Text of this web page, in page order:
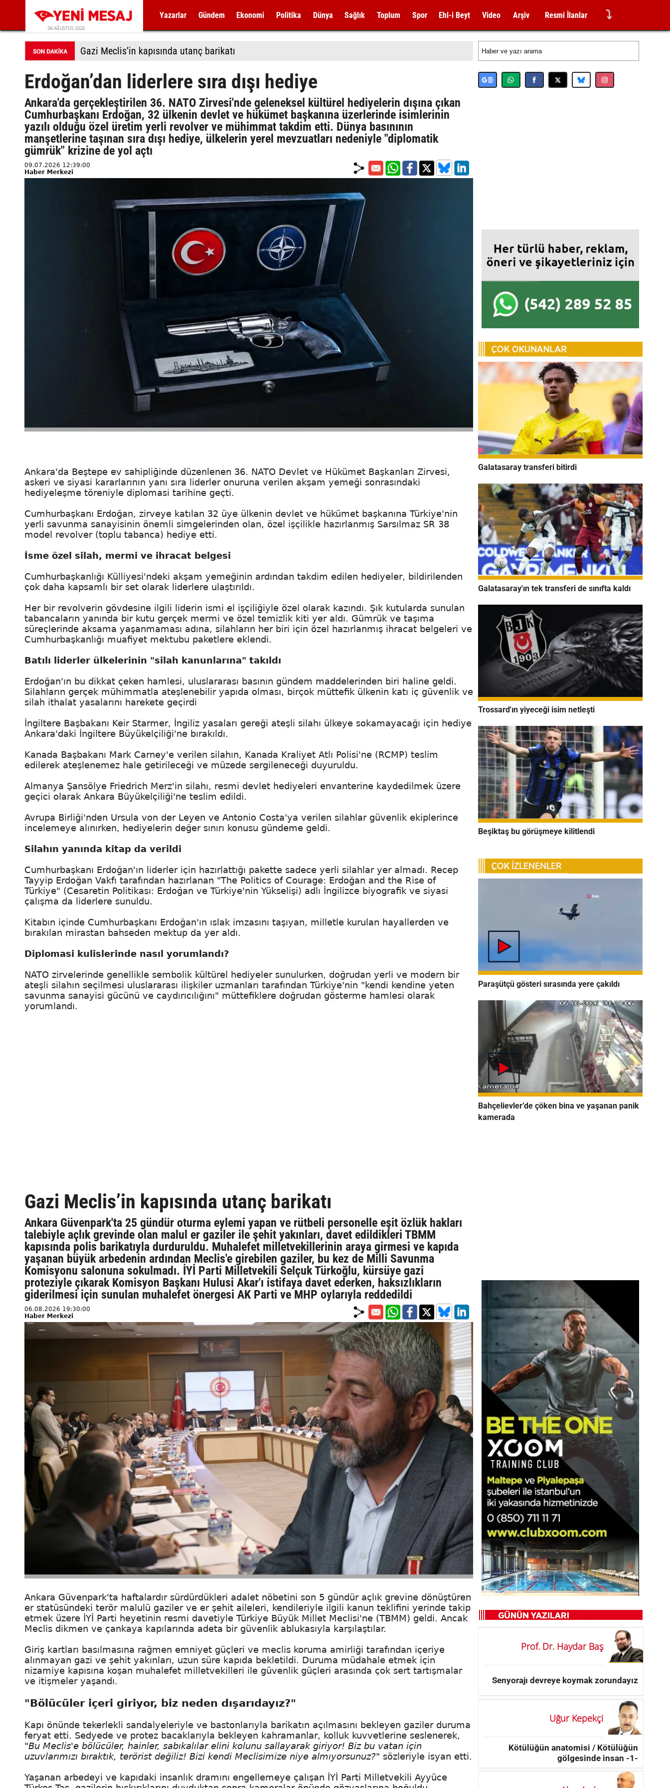
06 AĞUSTOS 2026
Yazarlar Gündem Ekonomi Politika Dünya Sağlık Toplum Spor Ehl-i Beyt Video Arşiv Resmi İlanlar ⤵
Gazi Meclis’in kapısında utanç barikatı
Erdoğan’dan liderlere sıra dışı hediye
Ankara'da gerçekleştirilen 36. NATO Zirvesi'nde geleneksel kültürel hediyelerin dışına çıkan
Cumhurbaşkanı Erdoğan, 32 ülkenin devlet ve hükümet başkanına üzerlerinde isimlerinin
yazılı olduğu özel üretim yerli revolver ve mühimmat takdim etti. Dünya basınının
manşetlerine taşınan sıra dışı hediye, ülkelerin yerel mevzuatları nedeniyle "diplomatik
gümrük" krizine de yol açtı
09.07.2026 12:39:00
Haber Merkezi
Ankara'da Beştepe ev sahipliğinde düzenlenen 36. NATO Devlet ve Hükümet Başkanları Zirvesi,
askeri ve siyasi kararlarının yanı sıra liderler onuruna verilen akşam yemeği sonrasındaki
hediyeleşme töreniyle diplomasi tarihine geçti.
Cumhurbaşkanı Erdoğan, zirveye katılan 32 üye ülkenin devlet ve hükümet başkanına Türkiye'nin
yerli savunma sanayisinin önemli simgelerinden olan, özel işçilikle hazırlanmış Sarsılmaz SR 38
model revolver (toplu tabanca) hediye etti.
İsme özel silah, mermi ve ihracat belgesi
Cumhurbaşkanlığı Külliyesi'ndeki akşam yemeğinin ardından takdim edilen hediyeler, bildirilenden
çok daha kapsamlı bir set olarak liderlere ulaştırıldı.
Her bir revolverin gövdesine ilgili liderin ismi el işçiliğiyle özel olarak kazındı. Şık kutularda sunulan
tabancaların yanında bir kutu gerçek mermi ve özel temizlik kiti yer aldı. Gümrük ve taşıma
süreçlerinde aksama yaşanmaması adına, silahların her biri için özel hazırlanmış ihracat belgeleri ve
Cumhurbaşkanlığı muafiyet mektubu paketlere eklendi.
Batılı liderler ülkelerinin "silah kanunlarına" takıldı
Erdoğan'ın bu dikkat çeken hamlesi, uluslararası basının gündem maddelerinden biri haline geldi.
Silahların gerçek mühimmatla ateşlenebilir yapıda olması, birçok müttefik ülkenin katı iç güvenlik ve
silah ithalat yasalarını harekete geçirdi
İngiltere Başbakanı Keir Starmer, İngiliz yasaları gereği ateşli silahı ülkeye sokamayacağı için hediye
Ankara'daki İngiltere Büyükelçiliği'ne bırakıldı.
Kanada Başbakanı Mark Carney'e verilen silahın, Kanada Kraliyet Atlı Polisi'ne (RCMP) teslim
edilerek ateşlenemez hale getirileceği ve müzede sergileneceği duyuruldu.
Almanya Şansölye Friedrich Merz'in silahı, resmi devlet hediyeleri envanterine kaydedilmek üzere
geçici olarak Ankara Büyükelçiliği'ne teslim edildi.
Avrupa Birliği'nden Ursula von der Leyen ve Antonio Costa'ya verilen silahlar güvenlik ekiplerince
incelemeye alınırken, hediyelerin değer sınırı konusu gündeme geldi.
Silahın yanında kitap da verildi
Cumhurbaşkanı Erdoğan'ın liderler için hazırlattığı pakette sadece yerli silahlar yer almadı. Recep
Tayyip Erdoğan Vakfı tarafından hazırlanan "The Politics of Courage: Erdoğan and the Rise of
Türkiye" (Cesaretin Politikası: Erdoğan ve Türkiye'nin Yükselişi) adlı İngilizce biyografik ve siyasi
çalışma da liderlere sunuldu.
Kitabın içinde Cumhurbaşkanı Erdoğan'ın ıslak imzasını taşıyan, milletle kurulan hayallerden ve
bırakılan mirastan bahseden mektup da yer aldı.
Diplomasi kulislerinde nasıl yorumlandı?
NATO zirvelerinde genellikle sembolik kültürel hediyeler sunulurken, doğrudan yerli ve modern bir
ateşli silahın seçilmesi uluslararası ilişkiler uzmanları tarafından Türkiye'nin "kendi kendine yeten
savunma sanayisi gücünü ve caydırıcılığını" müttefiklere doğrudan gösterme hamlesi olarak
yorumlandı.
Gazi Meclis’in kapısında utanç barikatı
Ankara Güvenpark'ta 25 gündür oturma eylemi yapan ve rütbeli personelle eşit özlük hakları
talebiyle açlık grevinde olan malul er gaziler ile şehit yakınları, davet edildikleri TBMM
kapısında polis barikatıyla durduruldu. Muhalefet milletvekillerinin araya girmesi ve kapıda
yaşanan büyük arbedenin ardından Meclis'e girebilen gaziler, bu kez de Milli Savunma
Komisyonu salonuna sokulmadı. İYİ Parti Milletvekili Selçuk Türkoğlu, kürsüye gazi
proteziyle çıkarak Komisyon Başkanı Hulusi Akar'ı istifaya davet ederken, haksızlıkların
giderilmesi için sunulan muhalefet önergesi AK Parti ve MHP oylarıyla reddedildi
06.08.2026 19:30:00
Haber Merkezi
Ankara Güvenpark'ta haftalardır sürdürdükleri adalet nöbetini son 5 gündür açlık grevine dönüştüren
er statüsündeki terör malulü gaziler ve er şehit aileleri, kendileriyle ilgili kanun teklifini yerinde takip
etmek üzere İYİ Parti heyetinin resmi davetiyle Türkiye Büyük Millet Meclisi'ne (TBMM) geldi. Ancak
Meclis dikmen ve çankaya kapılarında adeta bir güvenlik ablukasıyla karşılaştılar.
Giriş kartları basılmasına rağmen emniyet güçleri ve meclis koruma amirliği tarafından içeriye
alınmayan gazi ve şehit yakınları, uzun süre kapıda bekletildi. Duruma müdahale etmek için
nizamiye kapısına koşan muhalefet milletvekilleri ile güvenlik güçleri arasında çok sert tartışmalar
ve itişmeler yaşandı.
"Bölücüler içeri giriyor, biz neden dışarıdayız?"
Kapı önünde tekerlekli sandalyeleriyle ve bastonlarıyla barikatın açılmasını bekleyen gaziler duruma
feryat etti. Sedyede ve protez bacaklarıyla bekleyen kahramanlar, kolluk kuvvetlerine seslenerek,
"Bu Meclis'e bölücüler, hainler, sabıkalılar elini kolunu sallayarak giriyor! Biz bu vatan için
uzuvlarımızı bıraktık, terörist değiliz! Bizi kendi Meclisimize niye almıyorsunuz?" sözleriyle isyan etti.
Yaşanan arbedeyi ve kapıdaki insanlık dramını engellemeye çalışan İYİ Parti Milletvekili Ayyüce
Galatasaray transferi bitirdi
Galatasaray'ın tek transferi de sınıfta kaldı
Trossard'ın yiyeceği isim netleşti
Beşiktaş bu görüşmeye kilitlendi
Paraşütçü gösteri sırasında yere çakıldı
Bahçelievler’de çöken bina ve yaşanan panik
kamerada
Prof. Dr. Haydar Baş
Senyorajı devreye koymak zorundayız
Uğur Kepekçi
Kötülüğün anatomisi / Kötülüğün
gölgesinde insan -1-